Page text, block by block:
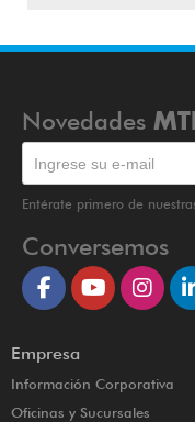
Novedades
Entérate primero de
Conversemos
Empresa
Información Corporativa
Oficinas y Sucursales